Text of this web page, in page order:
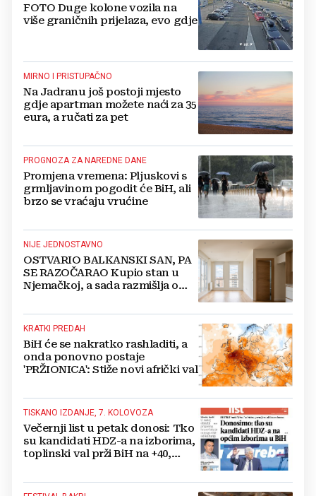
FOTO Duge kolone vozila na
više graničnih prijelaza, evo gdje
MIRNO I PRISTUPAČNO
Na Jadranu još postoji mjesto
gdje apartman možete naći za 35
eura, a ručati za pet
PROGNOZA ZA NAREDNE DANE
Promjena vremena: Pljuskovi s
grmljavinom pogodit će BiH, ali
brzo se vraćaju vrućine
NIJE JEDNOSTAVNO
OSTVARIO BALKANSKI SAN, PA
SE RAZOČARAO Kupio stan u
Njemačkoj, a sada razmišlja o
KRATKI PREDAH
BiH će se nakratko rashladiti, a
onda ponovno postaje
'PRŽIONICA': Stiže novi afrički val
TISKANO IZDANJE, 7. KOLOVOZA
Večernji list u petak donosi: Tko
su kandidati HDZ-a na izborima,
toplinski val prži BiH na +40,